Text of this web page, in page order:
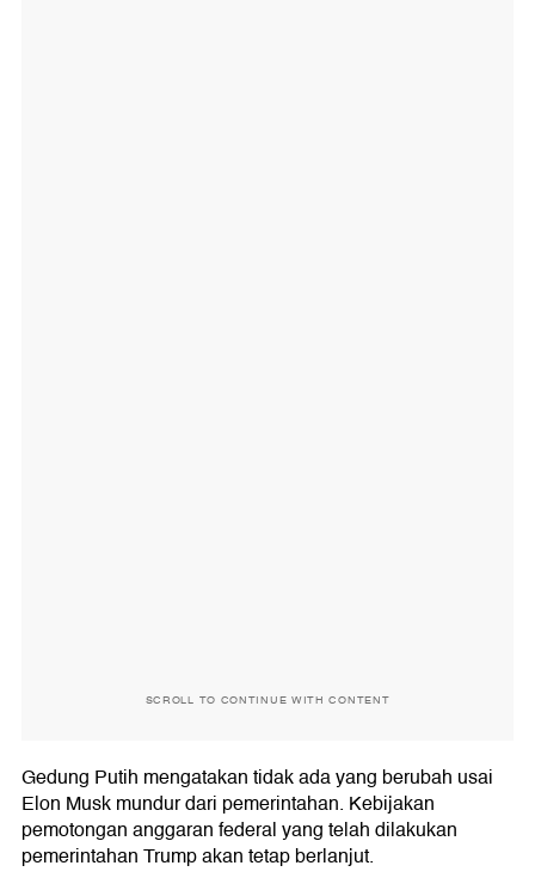
SCROLL TO CONTINUE WITH CONTENT
Gedung Putih mengatakan tidak ada yang berubah usai
Elon Musk mundur dari pemerintahan. Kebijakan
pemotongan anggaran federal yang telah dilakukan
pemerintahan Trump akan tetap berlanjut.